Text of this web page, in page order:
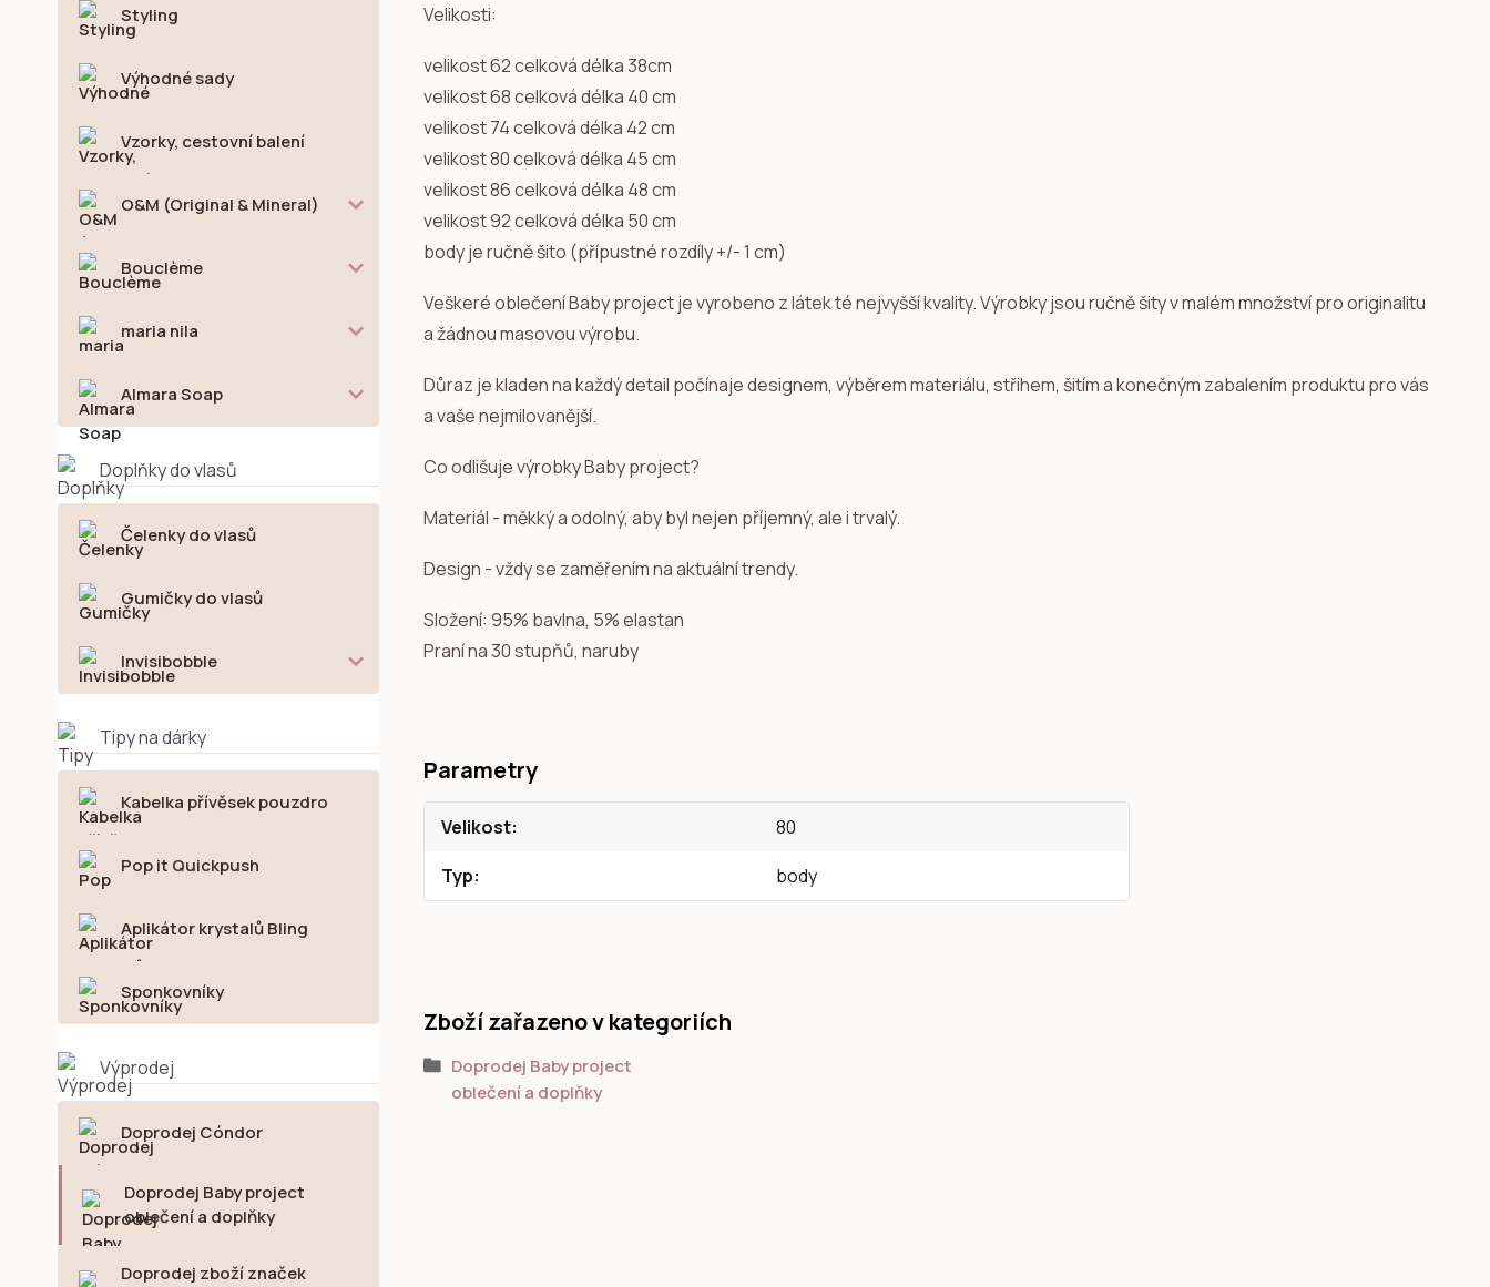
Styling
Výhodné sady
Vzorky, cestovní balení
O&M (Original & Mineral)
Bouclème
maria nila
Almara Soap
Doplňky do vlasů
Čelenky do vlasů
Gumičky do vlasů
Invisibobble
Tipy na dárky
Kabelka přívěsek pouzdro
Pop it Quickpush
Aplikátor krystalů Bling
Sponkovníky
Výprodej
Doprodej Cóndor
Doprodej Baby project
oblečení a doplňky
Doprodej zboží značek
Velikosti:
velikost 62 celková délka 38cm
velikost 68 celková délka 40 cm
velikost 74 celková délka 42 cm
velikost 80 celková délka 45 cm
velikost 86 celková délka 48 cm
velikost 92 celková délka 50 cm
body je ručně šito (přípustné rozdíly +/- 1 cm)
Veškeré oblečení Baby project je vyrobeno z látek té nejvyšší kvality. Výrobky jsou ručně šity v malém množství pro originalitu
a žádnou masovou výrobu.
Důraz je kladen na každý detail počínaje designem, výběrem materiálu, střihem, šitím a konečným zabalením produktu pro vás
a vaše nejmilovanější.
Co odlišuje výrobky Baby project?
Materiál - měkký a odolný, aby byl nejen příjemný, ale i trvalý.
Design - vždy se zaměřením na aktuální trendy.
Složení: 95% bavlna, 5% elastan
Praní na 30 stupňů, naruby
Parametry
Velikost
80
Typ
body
Zboží zařazeno v kategoriích
Doprodej Baby project
oblečení a doplňky